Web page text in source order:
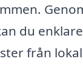
du
från